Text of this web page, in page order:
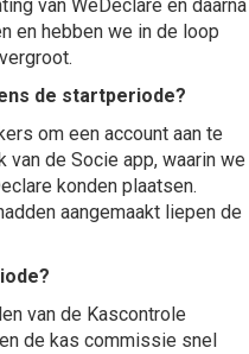
van WeDeclare en daarna
en hebben we in de loop
de startperiode?
om een account aan te
van de Socie app, waarin we
konden plaatsen.
aangemaakt liepen de
van de Kascontrole
de kas commissie snel